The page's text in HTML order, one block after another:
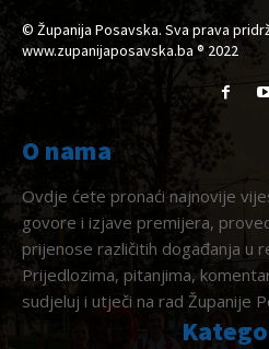
© Županija Posavska. Sva prava
www.zupanijaposavska.ba ® 2022
O nama
Ovdje ćete pronaći najnovije
govore i izjave premijera,
prijenose različitih događanja u
Prijedlozima, pitanjima,
sudjeluj i utječi na rad Županije